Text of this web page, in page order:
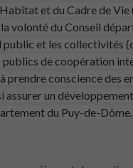
et du Cadre de Vie
volonté du Conseil
public et les collectivités
publics de coopération
prendre conscience des
assurer un
du Puy-de-Dôme.